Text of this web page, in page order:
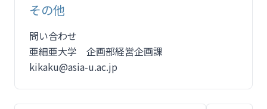
その他
問い合わせ
亜細亜大学 企画部経営企画課
kikaku@asia-u.ac.jp